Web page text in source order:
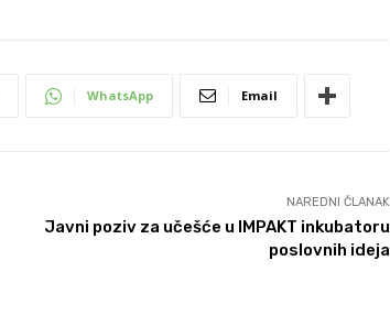
WhatsApp Email
NAREDNI ČLANAK
Javni poziv za učešće u IMPAKT inkubatoru
poslovnih ideja